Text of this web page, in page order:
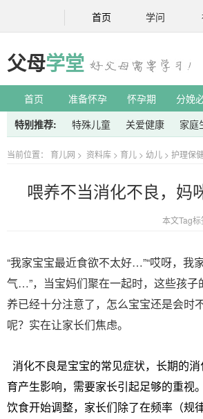
首页 学问
父母学堂
首页 准备怀孕 怀孕期 分娩
特别推荐:
特殊儿童 关爱健康 家庭
当前位置： 育儿网 > 资料库 > 育儿 > 幼儿 > 护理保
喂养不当消化不良，妈
本文Tag标
“我家宝宝最近食欲不太好…”“哎呀，我
气…”，当宝妈们聚在一起时，这些孩子
养已经十分注意了，怎么宝宝还是会时
呢？实在让家长们焦虑。
消化不良是宝宝的常见症状，长期的
育产生影响，需要家长引起足够的重视
饮食开始调整，家长们除了在频率（规